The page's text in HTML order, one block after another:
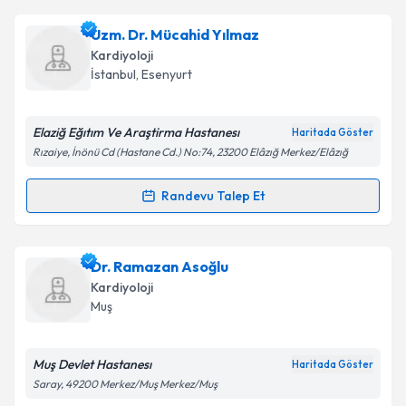
Takvim Talebini Gönder
Dr. Makbule Kutlu Karadağiçin randevu takvimi
talebi oluşturun. Size bu uzmandan randevu almanız
için bir takvim hazırlandığında e-posta ile
Kişisel verilerimin işlenmesine ilişkinAydınlatma
kapsamda işlenmesini kabul ediyorum.
Uzm. Dr. Mücahid Yılmaz
Kardiyoloji
İstanbul, Esenyurt
Elaziğ Eğıtım Ve Araştirma Hastanesı Haritada Göster
Rızaiye, İnönü Cd (Hastane Cd.) No:74, 23200 Elâzığ Merkez/Elâzığ
Randevu Talep Et
Randevu Takvimi Talebi
Uzm. Dr. Mücahid Yılmaziçin randevu takvimi talebi
oluşturun. Size bu uzmandan randevu almanız için bir
takvim hazırlandığında e-posta ile bilgilendireceğiz.
Dr. Ramazan Asoğlu
Kardiyoloji
Muş
Muş Devlet Hastanesı Haritada Göster
Saray, 49200 Merkez/Muş Merkez/Muş